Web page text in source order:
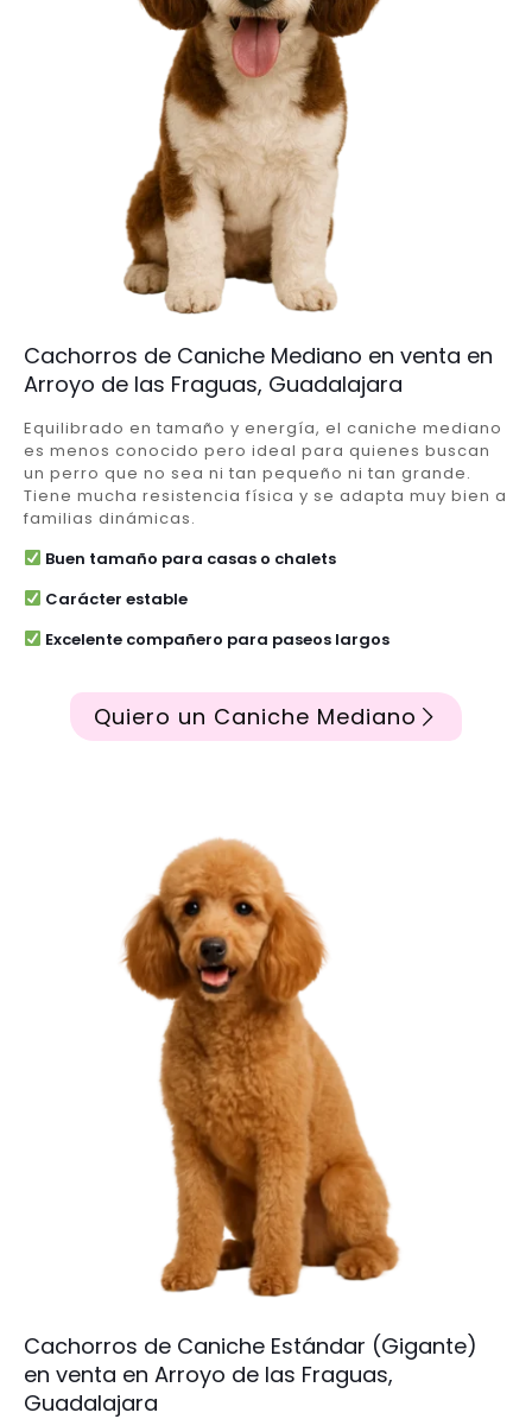
Cachorros de Caniche Mediano en venta en
Arroyo de las Fraguas, Guadalajara
Equilibrado en tamaño y energía, el caniche mediano
es menos conocido pero ideal para quienes buscan
un perro que no sea ni tan pequeño ni tan grande.
Tiene mucha resistencia física y se adapta muy bien a
familias dinámicas.
Buen tamaño para casas o chalets
Carácter estable
Excelente compañero para paseos largos
Quiero un Caniche Mediano
Cachorros de Caniche Estándar (Gigante)
en venta en Arroyo de las Fraguas,
Guadalajara